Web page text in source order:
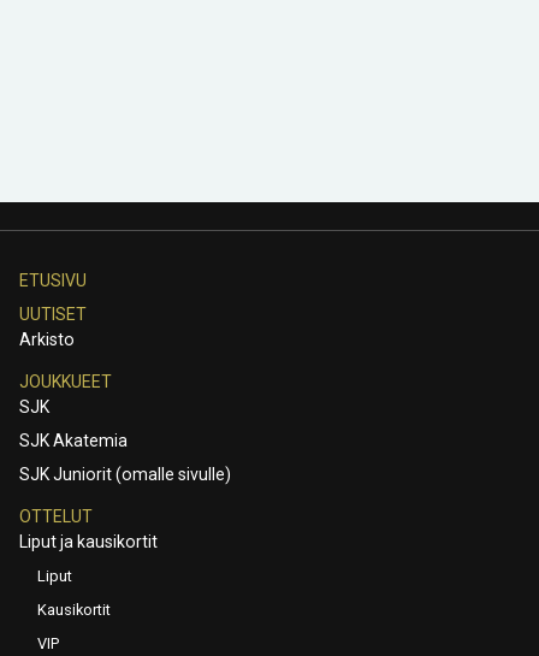
ETUSIVU
UUTISET
Arkisto
JOUKKUEET
SJK
SJK Akatemia
SJK Juniorit (omalle sivulle)
OTTELUT
Liput ja kausikortit
Liput
Kausikortit
VIP